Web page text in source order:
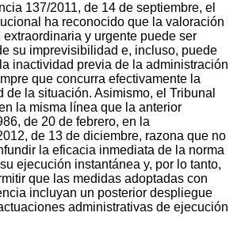
137/2011, de 14 de septiembre, el
ha reconocido que la valoración
y urgente puede ser
su imprevisibilidad e, incluso, puede
inactividad previa de la administración
que concurra efectivamente la
de la situación. Asimismo, el Tribunal
la misma línea que la anterior
de 20 de febrero, en la
de 13 de diciembre, razona que no
la eficacia inmediata de la norma
ejecución instantánea y, por lo tanto,
que las medidas adoptadas con
incluyan un posterior despliegue
administrativas de ejecución